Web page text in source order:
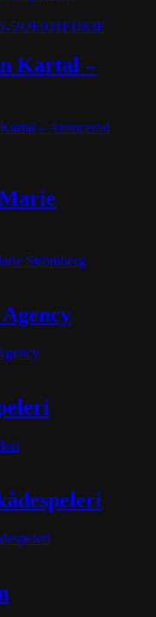
Kartal –
– Avancerad
Strömberg